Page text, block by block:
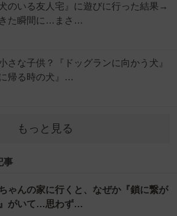
のいる友人宅』に遊びに行った結果→
た瞬間に…まさ…
さな子供？『ドッグランに向かう犬』
帰る時の犬』…
もっと見る
事
ゃんの家に行くと、なぜか『鎖に繋が
がいて…思わず…